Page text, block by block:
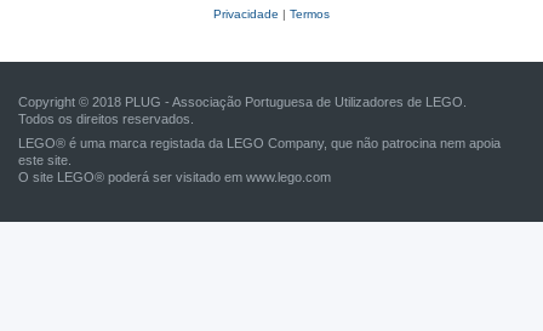
Privacidade | Termos
Copyright © 2018 PLUG - Associação Portuguesa de Utilizadores de LEGO.
Todos os direitos reservados.
LEGO® é uma marca registada da LEGO Company, que não patrocina nem apoia
este site.
O site LEGO® poderá ser visitado em www.lego.com